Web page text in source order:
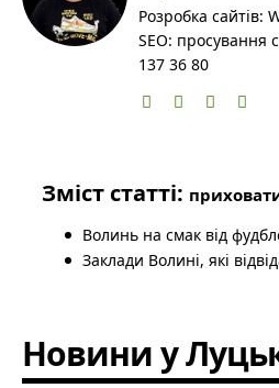
Розробка сайтів:
SEO: просування
137 36 80
Зміст статті:
Волинь на смак від
Заклади Волині, які
Новини у